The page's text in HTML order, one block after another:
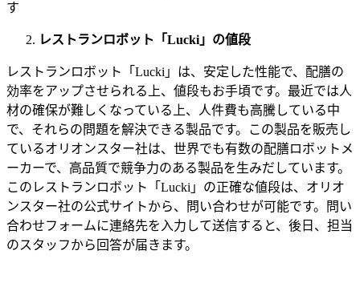
す
レストランロボット「Lucki」の値段
レストランロボット「 Lucki 」は、安定した性能で、配膳の
効率をアップさせられる上、値段もお手頃です。最近では人
材の確保が難しくなっている上、人件費も高騰している中
で、それらの問題を解決できる製品です。この製品を販売し
ているオリオンスター社は、世界でも有数の配膳ロボットメ
ーカーで、高品質で競争力のある製品を生みだしています。
このレストランロボット「 Lucki 」の正確な値段は、オリオ
ンスター社の公式サイトから、問い合わせが可能です。問い
合わせフォームに連絡先を入力して送信すると、後日、担当
のスタッフから回答が届きます。